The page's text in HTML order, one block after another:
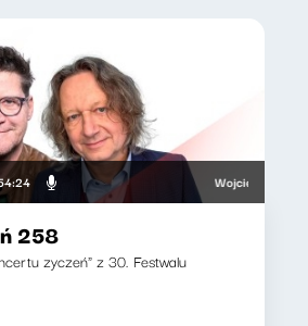
Wojciech Malajkat,
258
zyczeń" z 30. Festwalu